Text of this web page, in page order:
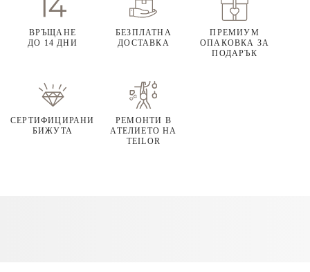
ВРЪЩАНЕ
ДО 14 ДНИ
БЕЗПЛАТНА
ДОСТАВКА
ПРЕМИУМ
ОПАКОВКА ЗА
ПОДАРЪК
СЕРТИФИЦИРАНИ
БИЖУТА
РЕМОНТИ В
АТЕЛИЕТО НА
TEILOR